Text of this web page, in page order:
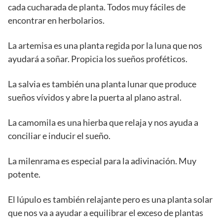
cada cucharada de planta. Todos muy fáciles de
encontrar en herbolarios.
La artemisa es una planta regida por la luna que nos
ayudará a soñar. Propicia los sueños proféticos.
La salvia es también una planta lunar que produce
sueños vívidos y abre la puerta al plano astral.
La camomila es una hierba que relaja y nos ayuda a
conciliar e inducir el sueño.
La milenrama es especial para la adivinación. Muy
potente.
El lúpulo es también relajante pero es una planta solar
que nos va a ayudar a equilibrar el exceso de plantas